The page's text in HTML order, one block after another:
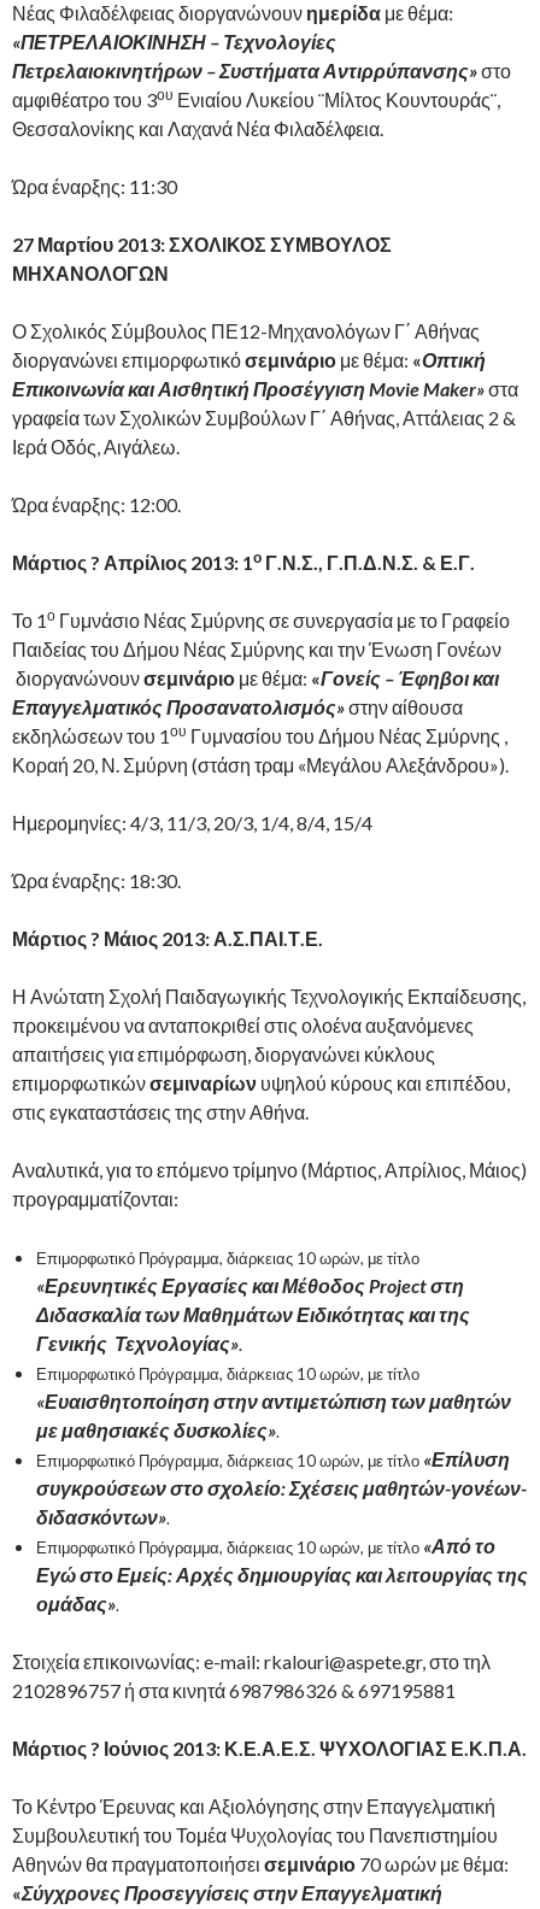
Νέας Φιλαδέλφειας διοργανώνουν ημερίδα με θέμα:
«ΠΕΤΡΕΛΑΙΟΚΙΝΗΣΗ – Τεχνολογίες
Πετρελαιοκινητήρων – Συστήματα Αντιρρύπανσης»στο
αμφιθέατρο του 3ου Ενιαίου Λυκείου ¨Μίλτος Κουντουράς¨,
Θεσσαλονίκης και Λαχανά Νέα Φιλαδέλφεια.
Ώρα έναρξης: 11:30
27 Μαρτίου 2013: ΣΧΟΛΙΚΟΣ ΣΥΜΒΟΥΛΟΣ
ΜΗΧΑΝΟΛΟΓΩΝ
Ο Σχολικός Σύμβουλος ΠΕ12-Μηχανολόγων Γ΄ Αθήνας
διοργανώνει επιμορφωτικόσεμινάριο με θέμα: «Οπτική
Επικοινωνία και Αισθητική Προσέγγιση Movie Maker»στα
γραφεία των Σχολικών Συμβούλων Γ΄ Αθήνας, Αττάλειας 2 &
Ιερά Οδός, Αιγάλεω.
Ώρα έναρξης: 12:00.
Μάρτιος ? Απρίλιος 2013: 1ο Γ.Ν.Σ., Γ.Π.Δ.Ν.Σ. & Ε.Γ.
Το 1ο Γυμνάσιο Νέας Σμύρνης σε συνεργασία με το Γραφείο
Παιδείας του Δήμου Νέας Σμύρνης και την Ένωση Γονέων
διοργανώνουνσεμινάριο με θέμα: «Γονείς – Έφηβοι και
Επαγγελματικός Προσανατολισμός»στην αίθουσα
εκδηλώσεων του 1ου Γυμνασίου του Δήμου Νέας Σμύρνης ,
Κοραή 20, Ν. Σμύρνη (στάση τραμ «Μεγάλου Αλεξάνδρου»).
Ημερομηνίες: 4/3, 11/3, 20/3, 1/4, 8/4, 15/4
Ώρα έναρξης: 18:30.
Μάρτιος ? Μάιος 2013: Α.Σ.ΠΑΙ.Τ.Ε.
Η Ανώτατη Σχολή Παιδαγωγικής Τεχνολογικής Εκπαίδευσης,
προκειμένου να ανταποκριθεί στις ολοένα αυξανόμενες
απαιτήσεις για επιμόρφωση, διοργανώνει κύκλους
επιμορφωτικώνσεμιναρίων υψηλού κύρους και επιπέδου,
στις εγκαταστάσεις της στην Αθήνα.
Αναλυτικά, για το επόμενο τρίμηνο (Μάρτιος, Απρίλιος, Μάιος)
προγραμματίζονται:
Επιμορφωτικό Πρόγραμμα, διάρκειας 10 ωρών, με τίτλο
«Ερευνητικές Εργασίες και Μέθοδος Project στη
Διδασκαλία των Μαθημάτων Ειδικότητας και της
Γενικής Τεχνολογίας».
Επιμορφωτικό Πρόγραμμα, διάρκειας 10 ωρών, με τίτλο
«Ευαισθητοποίηση στην αντιμετώπιση των μαθητών
με μαθησιακές δυσκολίες».
Επιμορφωτικό Πρόγραμμα, διάρκειας 10 ωρών, με τίτλο «Επίλυση
συγκρούσεων στο σχολείο: Σχέσεις μαθητών-γονέων-
διδασκόντων».
Επιμορφωτικό Πρόγραμμα, διάρκειας 10 ωρών, με τίτλο «Από το
Εγώ στο Εμείς: Αρχές δημιουργίας και λειτουργίας της
ομάδας».
Στοιχεία επικοινωνίας: e-mail: rkalouri@aspete.gr, στο τηλ
2102896757 ή στα κινητά 6987986326 & 697195881
Μάρτιος ? Ιούνιος 2013: Κ.Ε.Α.Ε.Σ. ΨΥΧΟΛΟΓΙΑΣ Ε.Κ.Π.Α.
Το Κέντρο Έρευνας και Αξιολόγησης στην Επαγγελματική
Συμβουλευτική του Τομέα Ψυχολογίας του Πανεπιστημίου
Αθηνών θα πραγματοποιήσει σεμινάριο 70 ωρών με θέμα:
«Σύγχρονες Προσεγγίσεις στην Επαγγελματική